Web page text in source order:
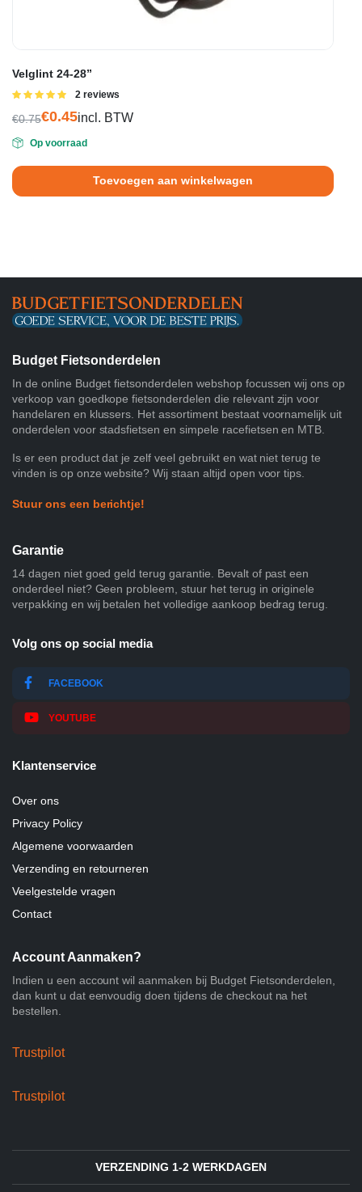
Velglint 24-28”
Gewaardeerd
2 reviews
€0.75
prijs
was:
€0.45
prijs
is:
incl. BTW
Op voorraad
Toevoegen aan winkelwagen
Budget Fietsonderdelen
In de online Budget fietsonderdelen webshop focussen wij ons op
verkoop van goedkope fietsonderdelen die relevant zijn voor
handelaren en klussers. Het assortiment bestaat voornamelijk uit
onderdelen voor stadsfietsen en simpele racefietsen en MTB.
Is er een product dat je zelf veel gebruikt en wat niet terug te
vinden is op onze website? Wij staan altijd open voor tips.
Stuur ons een berichtje!
Garantie
14 dagen niet goed geld terug garantie. Bevalt of past een
onderdeel niet? Geen probleem, stuur het terug in originele
verpakking en wij betalen het volledige aankoop bedrag terug.
Volg ons op social media
FACEBOOK
YOUTUBE
Klantenservice
Over ons
Privacy Policy
Algemene voorwaarden
Verzending en retourneren
Veelgestelde vragen
Contact
Account Aanmaken?
Indien u een account wil aanmaken bij Budget Fietsonderdelen,
dan kunt u dat eenvoudig doen tijdens de checkout na het
bestellen.
Trustpilot
Trustpilot
VERZENDING 1-2 WERKDAGEN